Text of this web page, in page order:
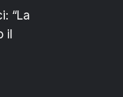
“La
il